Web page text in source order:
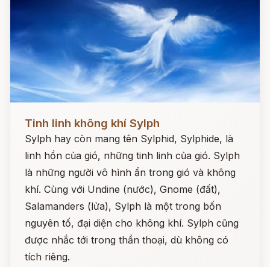
Tinh linh không khí Sylph
Sylph hay còn mang tên Sylphid, Sylphide, là
linh hồn của gió, những tinh linh của gió. Sylph
là những người vô hình ẩn trong gió và không
khí. Cùng với Undine (nước), Gnome (đất),
Salamanders (lửa), Sylph là một trong bốn
nguyên tố, đại diện cho không khí. Sylph cũng
được nhắc tới trong thần thoại, dù không có
tích riêng.